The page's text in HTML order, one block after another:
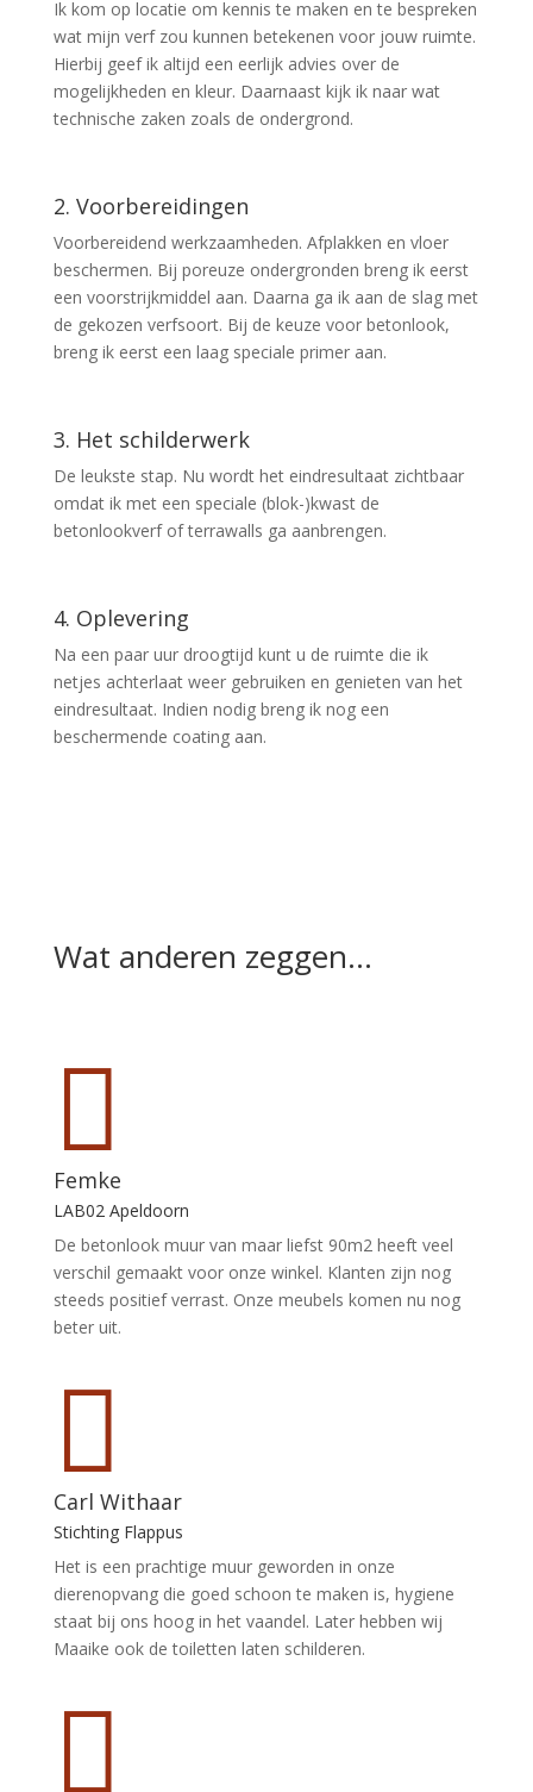
Ik kom op locatie om kennis te maken en te bespreken
wat mijn verf zou kunnen betekenen voor jouw ruimte.
Hierbij geef ik altijd een eerlijk advies over de
mogelijkheden en kleur. Daarnaast kijk ik naar wat
technische zaken zoals de ondergrond.
2. Voorbereidingen
Voorbereidend werkzaamheden. Afplakken en vloer
beschermen. Bij poreuze ondergronden breng ik eerst
een voorstrijkmiddel aan. Daarna ga ik aan de slag met
de gekozen verfsoort. Bij de keuze voor betonlook,
breng ik eerst een laag speciale primer aan.
3. Het schilderwerk
De leukste stap. Nu wordt het eindresultaat zichtbaar
omdat ik met een speciale (blok-)kwast de
betonlookverf of terrawalls ga aanbrengen.
4. Oplevering
Na een paar uur droogtijd kunt u de ruimte die ik
netjes achterlaat weer gebruiken en genieten van het
eindresultaat. Indien nodig breng ik nog een
beschermende coating aan.
Wat anderen zeggen…

Femke
LAB02 Apeldoorn
De betonlook muur van maar liefst 90m2 heeft veel
verschil gemaakt voor onze winkel. Klanten zijn nog
steeds positief verrast. Onze meubels komen nu nog
beter uit.

Carl Withaar
Stichting Flappus
Het is een prachtige muur geworden in onze
dierenopvang die goed schoon te maken is, hygiene
staat bij ons hoog in het vaandel. Later hebben wij
Maaike ook de toiletten laten schilderen.
